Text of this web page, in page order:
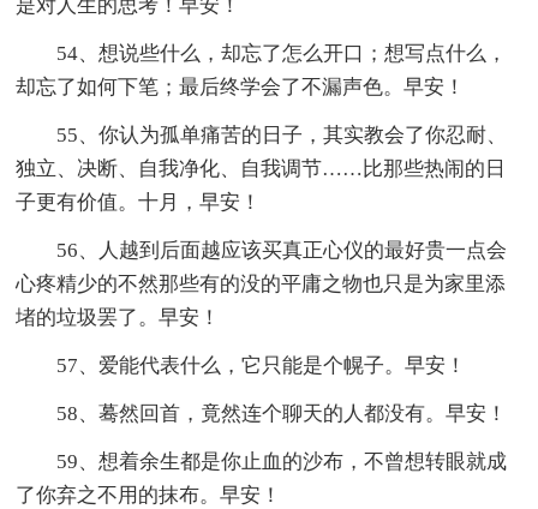
是对人生的思考！早安！
54、想说些什么，却忘了怎么开口；想写点什么，
却忘了如何下笔；最后终学会了不漏声色。早安！
55、你认为孤单痛苦的日子，其实教会了你忍耐、
独立、决断、自我净化、自我调节……比那些热闹的日
子更有价值。十月，早安！
56、人越到后面越应该买真正心仪的最好贵一点会
心疼精少的不然那些有的没的平庸之物也只是为家里添
堵的垃圾罢了。早安！
57、爱能代表什么，它只能是个幌子。早安！
58、蓦然回首，竟然连个聊天的人都没有。早安！
59、想着余生都是你止血的沙布，不曾想转眼就成
了你弃之不用的抹布。早安！